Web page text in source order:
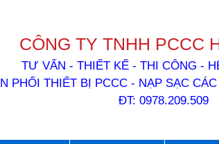
CÔNG TY TNHH PCCC
TƯ VẤN - THIẾT KẾ - THI CÔNG -
PHỐI THIẾT BỊ PCCC - NẠP SẠC
ĐT: 0978.209.509